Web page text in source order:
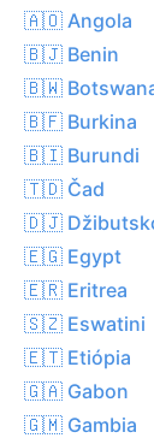
🇦🇴 Angola
🇧🇯 Benin
🇧🇼
🇧🇫 Burkina
🇧🇮 Burundi
🇹🇩 Čad
🇩🇯
🇪🇬 Egypt
🇪🇷 Eritrea
🇸🇿 Eswatini
🇪🇹 Etiópia
🇬🇦 Gabon
🇬🇲 Gambia